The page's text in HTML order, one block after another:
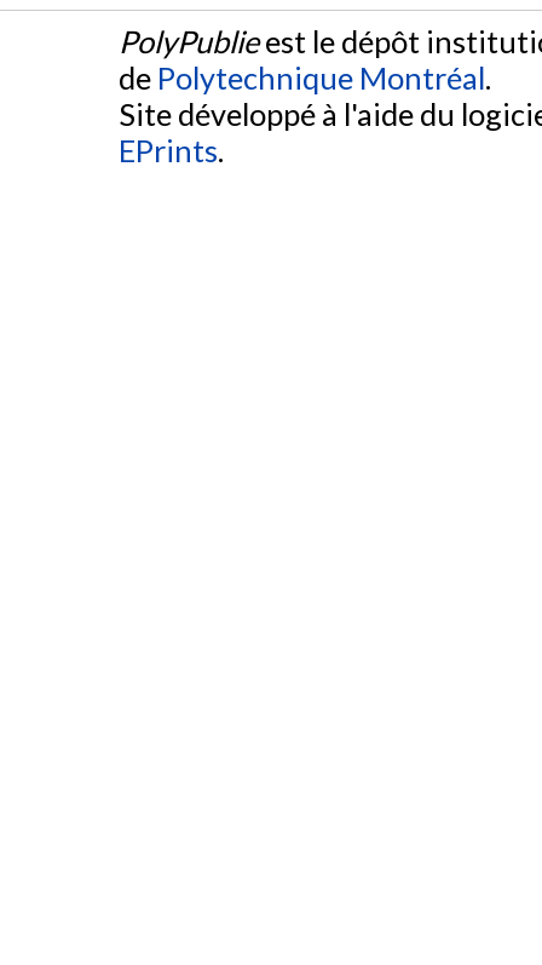
PolyPublieest le dépôt
de Polytechnique Montréal.
Site développé à l'aide du
EPrints.